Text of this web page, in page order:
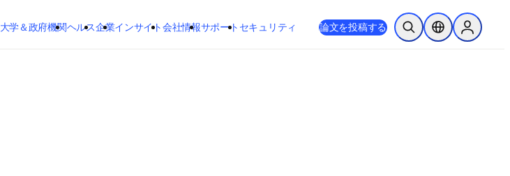
メインのコンテンツにスキップする
大学＆政府機関ヘルス企業インサイト会社情報サポート 新しいタブ／ウィンドウで開く
opens in new tab/window
セキュリティ 論文を投稿する 検索を開くロケーションセ
Sign in to